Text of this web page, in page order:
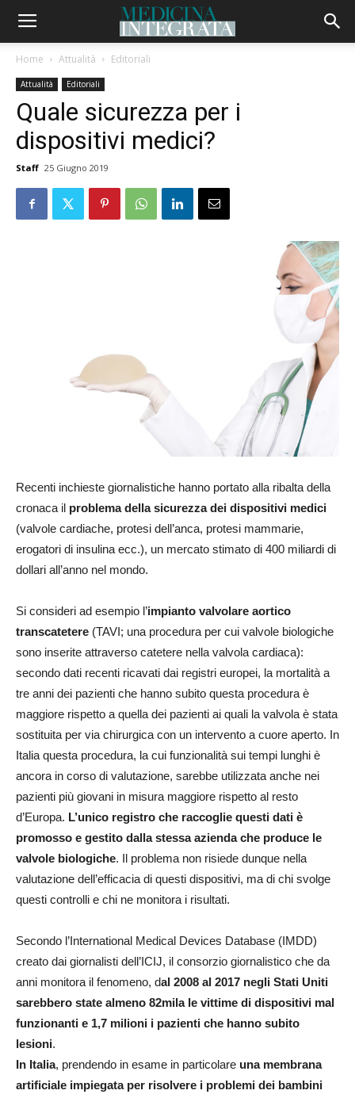
Home Attualità Editoriali
Attualità Editoriali
Quale sicurezza per i
dispositivi medici?
Staff 25 Giugno 2019
Recenti inchieste giornalistiche hanno portato alla ribalta della
cronaca il problema della sicurezza dei dispositivi medici
(valvole cardiache, protesi dell’anca, protesi mammarie,
erogatori di insulina ecc.), un mercato stimato di 400 miliardi di
dollari all’anno nel mondo.
Si consideri ad esempio l’impianto valvolare aortico
transcatetere (TAVI; una procedura per cui valvole biologiche
sono inserite attraverso catetere nella valvola cardiaca):
secondo dati recenti ricavati dai registri europei, la mortalità a
tre anni dei pazienti che hanno subito questa procedura è
maggiore rispetto a quella dei pazienti ai quali la valvola è stata
sostituita per via chirurgica con un intervento a cuore aperto. In
Italia questa procedura, la cui funzionalità sui tempi lunghi è
ancora in corso di valutazione, sarebbe utilizzata anche nei
pazienti più giovani in misura maggiore rispetto al resto
d’Europa. L’unico registro che raccoglie questi dati è
promosso e gestito dalla stessa azienda che produce le
valvole biologiche. Il problema non risiede dunque nella
valutazione dell’efficacia di questi dispositivi, ma di chi svolge
questi controlli e chi ne monitora i risultati.
Secondo l’International Medical Devices Database (IMDD)
creato dai giornalisti dell’ICIJ, il consorzio giornalistico che da
anni monitora il fenomeno, dal 2008 al 2017 negli Stati Uniti
sarebbero state almeno 82mila le vittime di dispositivi mal
funzionanti e 1,7 milioni i pazienti che hanno subito
lesioni.
In Italia, prendendo in esame in particolare una membrana
artificiale impiegata per risolvere i problemi dei bambini